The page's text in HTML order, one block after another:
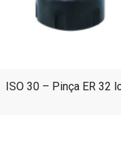
ISO 30 – Pinça ER 32